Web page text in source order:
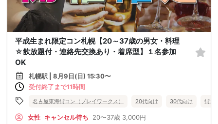
平成生まれ限定コン札幌【20～37歳の男女・料理
☆飲放題付・連絡先交換あり・着席型】１名参加
OK
札幌駅 | 8月9日(日) 15:30〜
受付終了まで11時間
名古屋東海街コン（プレイワークス） 20代向け 30代向け 街コ
女性 キャンセル待ち 20〜37歳 3,000円